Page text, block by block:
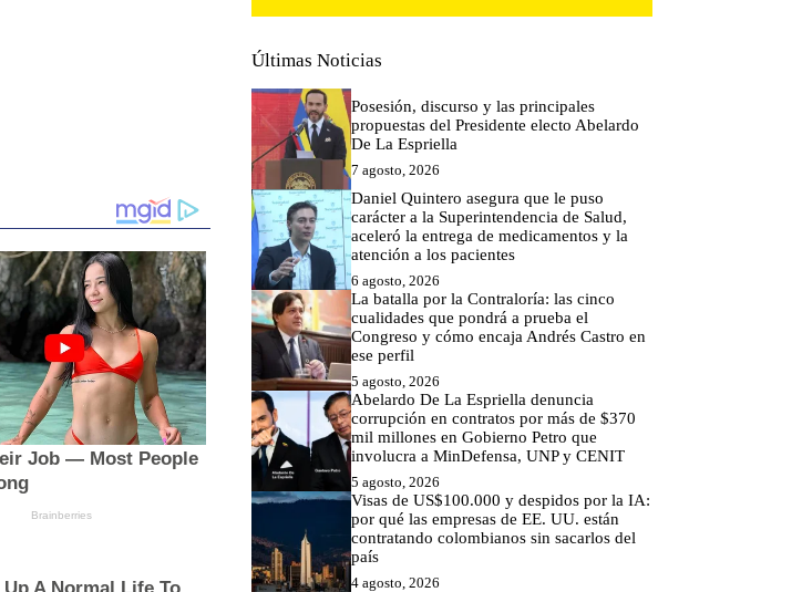
Últimas Noticias
Posesión, discurso y las principales
propuestas del Presidente electo Abelardo
De La Espriella
7 agosto, 2026
Daniel Quintero asegura que le puso
carácter a la Superintendencia de Salud,
aceleró la entrega de medicamentos y la
atención a los pacientes
6 agosto, 2026
La batalla por la Contraloría: las cinco
cualidades que pondrá a prueba el
Congreso y cómo encaja Andrés Castro en
ese perfil
5 agosto, 2026
Abelardo De La Espriella denuncia
corrupción en contratos por más de $370
mil millones en Gobierno Petro que
involucra a MinDefensa, UNP y CENIT
5 agosto, 2026
Visas de US$100.000 y despidos por la IA:
por qué las empresas de EE. UU. están
contratando colombianos sin sacarlos del
país
4 agosto, 2026